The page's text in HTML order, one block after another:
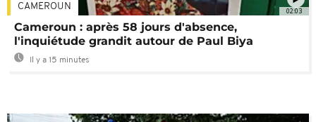
02:03
CAMEROUN
Cameroun : après 58 jours d'absence,
l'inquiétude grandit autour de Paul Biya
Il y a 15 minutes